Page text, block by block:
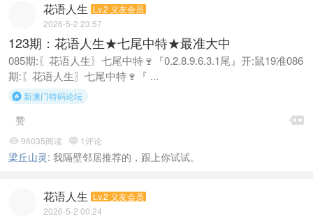
花语人生 Lv.2 义友会员
2026-5-2 23:57
123期：花语人生★七尾中特★最准大中
085期:〖花语人生〗七尾中特🍷『0.2.8.9.6.3.1尾』开:鼠19准086
期:〖花语人生〗七尾中特🍷『 ...
 新澳门特码论坛

赞
96035阅读  1评论
梁丘山灵: 我隔壁邻居推荐的，跟上你试试。
花语人生 Lv.2 义友会员
2026-5-2 00:24